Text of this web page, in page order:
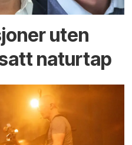
uten
naturtap